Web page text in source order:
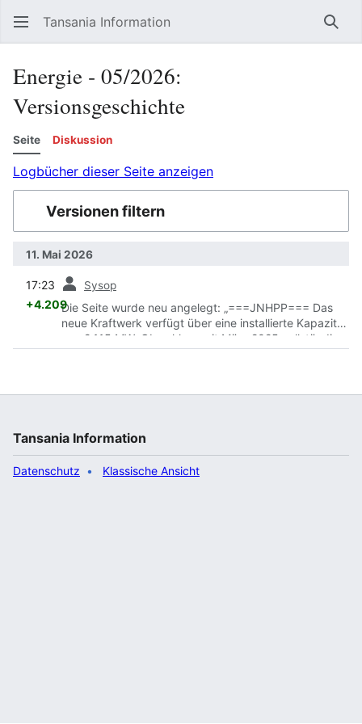
Tansania Information
Energie ‐ 05/2026:
Versionsgeschichte
Seite Diskussion
Logbücher dieser Seite anzeigen
Versionen filtern
11. Mai 2026
17:23 Sysop
+4.209Die Seite wurde neu angelegt: „===JNHPP=== Das
neue Kraftwerk verfügt über eine installierte Kapazität
von 2.115 MW. Obwohl es seit März 2025 vollständig
fertiggestellt ist und alle neuen Turbinen aktiviert sind,
das noch nicht ausreichend ausgebaut ist. Die
Sambia soll über zwei 400 kV-
Hochspannungsleitungen erfolgen, von denen…“
Tansania Information
Datenschutz Klassische Ansicht